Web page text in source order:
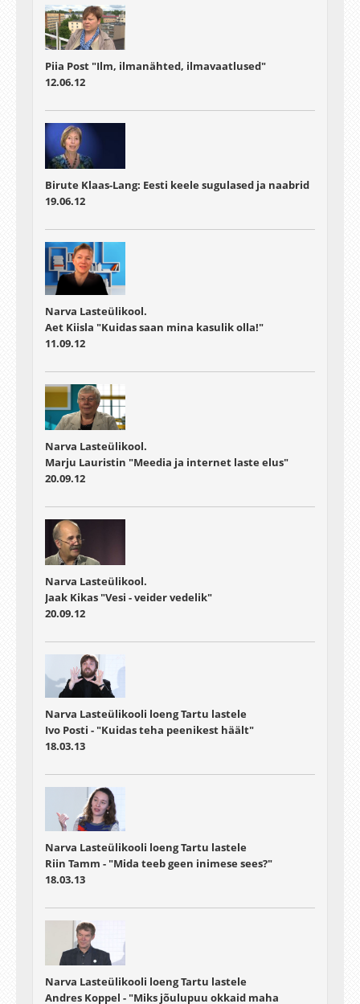
Piia Post "Ilm, ilmanähted, ilmavaatlused"
12.06.12
Birute Klaas-Lang: Eesti keele sugulased ja naabrid
19.06.12
Narva Lasteülikool.
Aet Kiisla "Kuidas saan mina kasulik olla!"
11.09.12
Narva Lasteülikool.
Marju Lauristin "Meedia ja internet laste elus"
20.09.12
Narva Lasteülikool.
Jaak Kikas "Vesi - veider vedelik"
20.09.12
Narva Lasteülikooli loeng Tartu lastele
Ivo Posti - "Kuidas teha peenikest häält"
18.03.13
Narva Lasteülikooli loeng Tartu lastele
Riin Tamm - "Mida teeb geen inimese sees?"
18.03.13
Narva Lasteülikooli loeng Tartu lastele
Andres Koppel - "Miks jõulupuu okkaid maha